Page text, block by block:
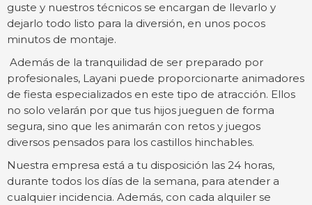
guste y nuestros técnicos se encargan de llevarlo y
dejarlo todo listo para la diversión, en unos pocos
minutos de montaje.
Además de la tranquilidad de ser preparado por
profesionales, Layani puede proporcionarte animadores
de fiesta especializados en este tipo de atracción. Ellos
no solo velarán por que tus hijos jueguen de forma
segura, sino que les animarán con retos y juegos
diversos pensados para los castillos hinchables.
Nuestra empresa está a tu disposición las 24 horas,
durante todos los días de la semana, para atender a
cualquier incidencia. Además, con cada alquiler se